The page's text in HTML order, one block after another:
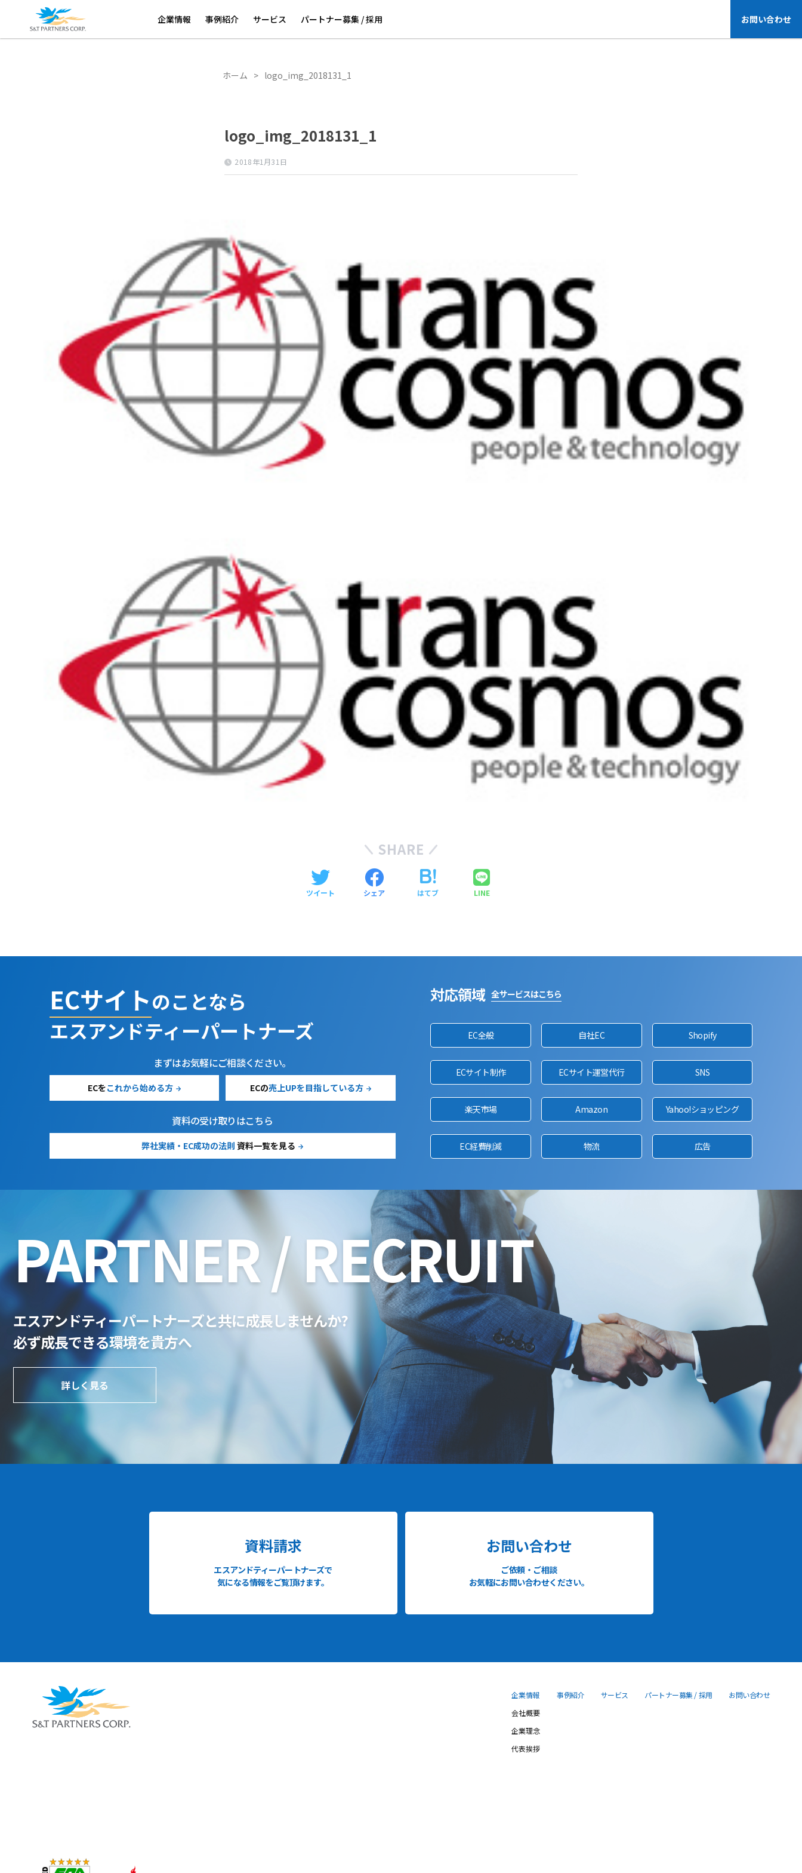
企業情報 事例紹介 サービス パートナー募集 / 採用 お問い合わせ
ホーム >
ホーム > logo_img_2018131_1
logo_img_2018131_1
2018年1月31日
SHARE
ツイート シェア はてブ LINE
ECサイトのことなら
エスアンドティーパートナーズ
まずはお気軽にご相談ください。
ECをこれから始める方 ECの売上UPを目指している方
資料の受け取りはこちら
弊社実績・EC成功の法則 資料一覧を見る
対応領域 全サービスはこちら
EC全般 自社EC Shopify
ECサイト制作 ECサイト運営代行 SNS
楽天市場 Amazon Yahoo!ショッピング
EC経費削減 物流 広告
PARTNER / RECRUIT
エスアンドティーパートナーズと共に成長しませんか?
必ず成長できる環境を貴方へ
詳しく見る
資料請求
エスアンドティーパートナーズで
気になる情報をご覧頂けます。
お問い合わせ
ご依頼・ご相談
お気軽にお問い合わせください。
企業情報
会社概要
企業理念
代表挨拶
事例紹介 サービス パートナー募集 / 採用 お問い合わせ